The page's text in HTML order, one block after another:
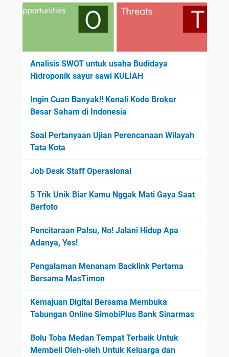
Analisis SWOT untuk usaha Budidaya
Hidroponik sayur sawi KULIAH
Ingin Cuan Banyak!! Kenali Kode Broker
Besar Saham di Indonesia
Soal Pertanyaan Ujian Perencanaan Wilayah
Tata Kota
Job Desk Staff Operasional
5 Trik Unik Biar Kamu Nggak Mati Gaya Saat
Berfoto
Pencitaraan Palsu, No! Jalani Hidup Apa
Adanya, Yes!
Pengalaman Menanam Backlink Pertama
Bersama MasTimon
Kemajuan Digital Bersama Membuka
Tabungan Online SimobiPlus Bank Sinarmas
Bolu Toba Medan Tempat Terbaik Untuk
Membeli Oleh-oleh Untuk Keluarga dan